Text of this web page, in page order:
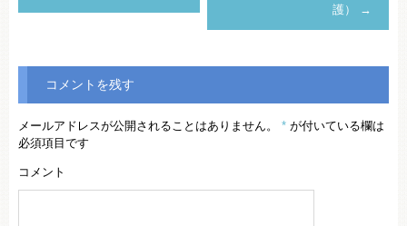
護）
→
コメントを残す
メールアドレスが公開されることはありません。 * が付いている欄は
必須項目です
コメント